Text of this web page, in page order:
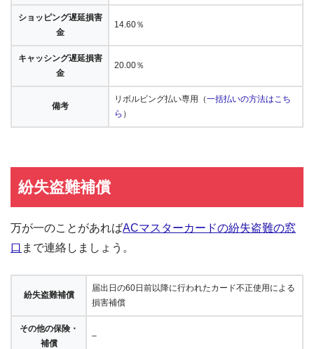
ショッピング遅延損害
金
14.60％
キャッシング遅延損害
金
20.00％
備考
リボルビング払い専用（一括払いの方法はこち
ら ）
紛失盗難補償
万が一のことがあればACマスターカードの紛失盗難の窓
口 まで連絡しましょう。
紛失盗難補償
届出日の60日前以降に行われたカード不正使用による
損害補償
その他の保険・
補償
–